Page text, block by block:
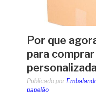
Por que
para
Publicado por
papelão